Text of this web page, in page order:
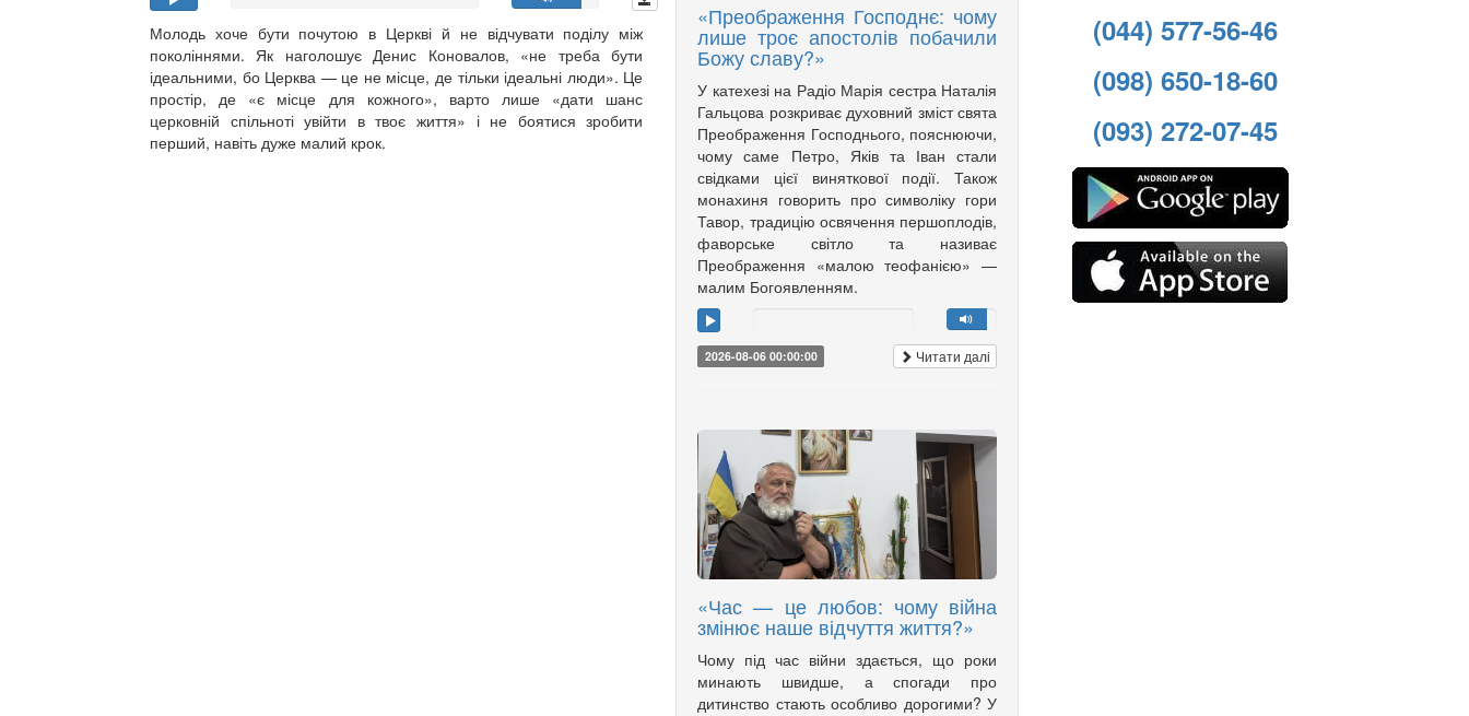
Молодь хоче бути почутою в Церкві й не відчувати поділу між
поколіннями. Як наголошує Денис Коновалов, «не треба бути
ідеальними, бо Церква — це не місце, де тільки ідеальні люди». Це
простір, де «є місце для кожного», варто лише «дати шанс
церковній спільноті увійти в твоє життя» і не боятися зробити
перший, навіть дуже малий крок.
«Преображення Господнє: чому
лише троє апостолів побачили
Божу славу?»
У катехезі на Радіо Марія сестра Наталія
Гальцова розкриває духовний зміст свята
Преображення Господнього, пояснюючи,
чому саме Петро, Яків та Іван стали
свідками цієї виняткової події. Також
монахиня говорить про символіку гори
Тавор, традицію освячення першоплодів,
фаворське світло та називає
Преображення «малою теофанією» —
малим Богоявленням.
2026-08-06 00:00:00 Читати далі
«Час — це любов: чому війна
змінює наше відчуття життя?»
Чому під час війни здається, що роки
минають швидше, а спогади про
дитинство стають особливо дорогими? У
(044) 577-56-46
(098) 650-18-60
(093) 272-07-45